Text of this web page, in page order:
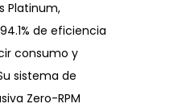
Platinum,
de eficiencia
consumo y
sistema de
Zero-RPM